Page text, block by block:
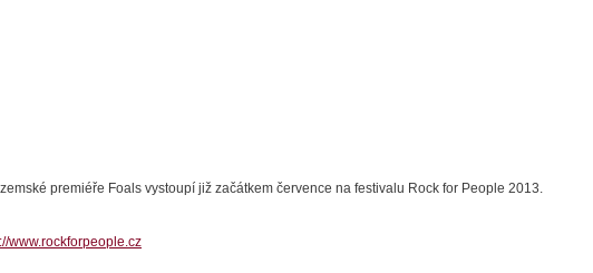
premiéře Foals vystoupí již začátkem července na festivalu Rock for People 2013.
www.rockforpeople.cz